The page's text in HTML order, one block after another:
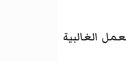
حلف والتي يبلغ عدد سكّانها ما يقارب 10000 نسمة، تعمل الغالبية